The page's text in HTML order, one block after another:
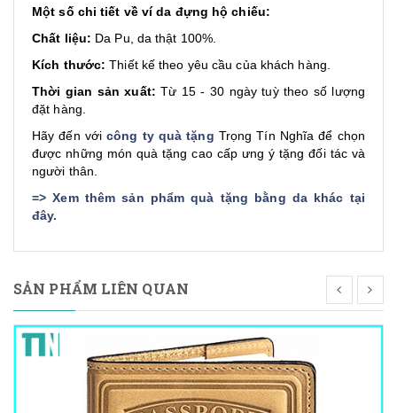
Một số chi tiết về ví da đựng hộ chiếu:
Chất liệu: Da Pu, da thật 100%.
Kích thước: Thiết kế theo yêu cầu của khách hàng.
Thời gian sản xuất: Từ 15 - 30 ngày tuỳ theo số lượng
đặt hàng.
Hãy đến vớicông ty quà tặng Trọng Tín Nghĩa để chọn
được những món quà tặng cao cấp ưng ý tặng đối tác và
người thân.
=>Xem thêm sản phẩm quà tặng bằng da khác tại
đây.
SẢN PHẨM LIÊN QUAN